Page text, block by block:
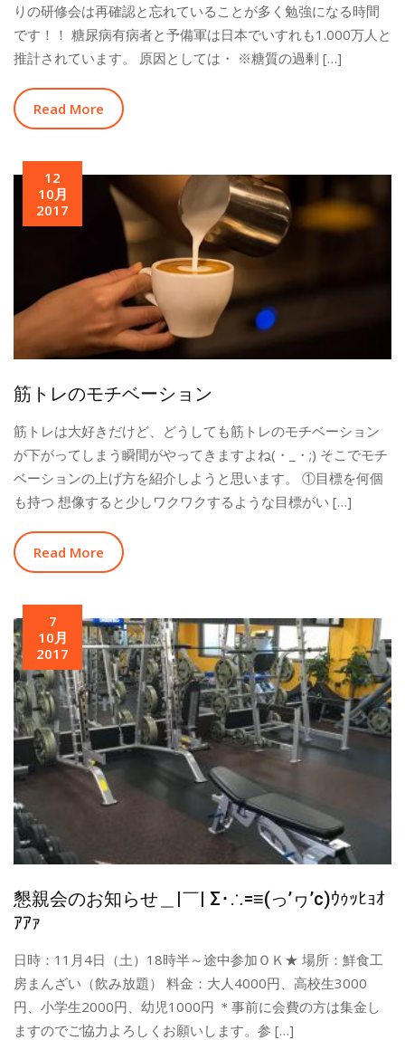
りの研修会は再確認と忘れていることが多く勉強になる時間
です！！ 糖尿病有病者と予備軍は日本でいすれも1.000万人と
推計されています。 原因としては・ ※糖質の過剰 […]
Read More
12
10月
2017
筋トレのモチベーション
筋トレは大好きだけど、どうしても筋トレのモチベーション
が下がってしまう瞬間がやってきますよね(・_・;) そこでモチ
ベーションの上げ方を紹介しようと思います。 ①目標を何個
も持つ 想像すると少しワクワクするような目標がい […]
Read More
7
10月
2017
懇親会のお知らせ＿|￣| Σ･∴=≡(っ’ヮ’c)ｳｩｯﾋｮｵ
ｱｱｧ
日時：11月4日（土）18時半～途中参加ＯＫ★ 場所：鮮食工
房まんざい（飲み放題） 料金：大人4000円、高校生3000
円、小学生2000円、幼児1000円 ＊事前に会費の方は集金し
ますのでご協力よろしくお願いします。参 […]